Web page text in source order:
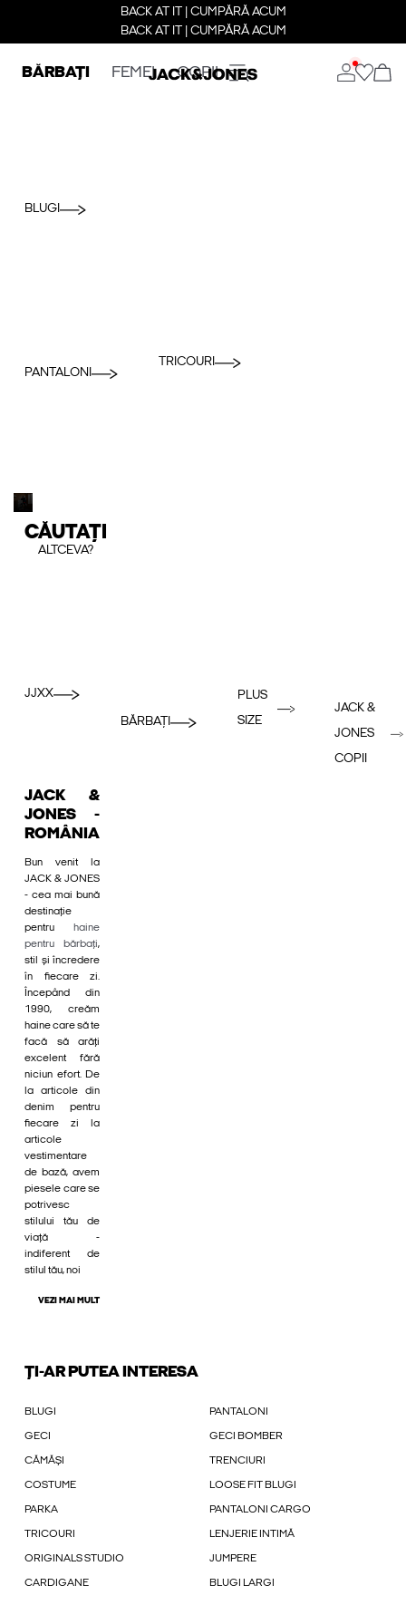
BACK AT IT | CUMPĂRĂ ACUM
BACK AT IT | CUMPĂRĂ ACUM
BĂRBAȚI FEMEI COPII
BLUGI
PANTALONI
TRICOURI
CĂUTAȚI
ALTCEVA?
JJXX
BĂRBAȚI
PLUS
SIZE
JACK &
JONES
COPII
JACK &
JONES -
ROMÂNIA
Bun venit la
JACK & JONES
- cea mai bună
destinație
pentru haine
pentru bărbați,
stil și încredere
în fiecare zi.
Începând din
1990, creăm
haine care să te
facă să arăți
excelent fără
niciun efort. De
la articole din
denim pentru
fiecare zi la
articole
vestimentare
de bază, avem
piesele care se
potrivesc
stilului tău de
viață -
indiferent de
stilul tău, noi
VEZI MAI MULT
ȚI-AR PUTEA INTERESA
BLUGI PANTALONI
GECI GECI BOMBER
CĂMĂȘI TRENCIURI
COSTUME LOOSE FIT BLUGI
PARKA PANTALONI CARGO
TRICOURI LENJERIE INTIMĂ
ORIGINALS STUDIO JUMPERE
CARDIGANE BLUGI LARGI